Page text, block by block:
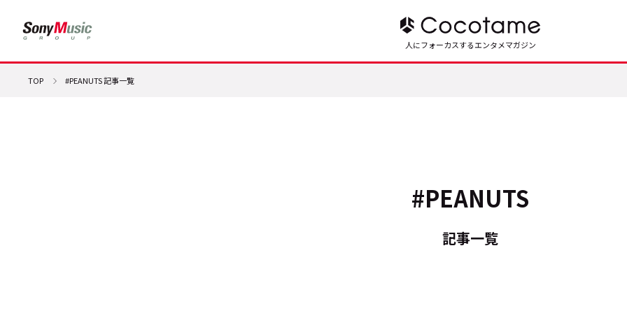
人にフォーカスするエンタメマガジン
TOP #PEANUTS 記事一覧
#PEANUTS
記事一覧